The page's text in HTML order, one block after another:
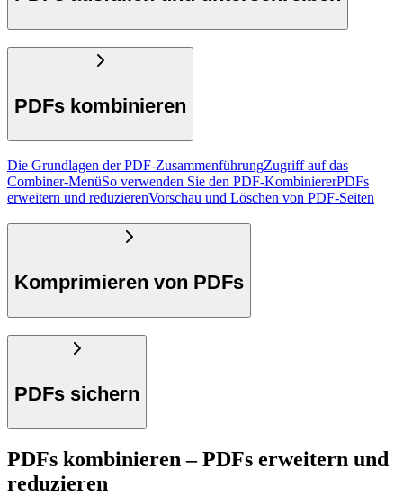
PDFs kombinieren
Die Grundlagen der PDF-ZusammenführungZugriff auf das
Combiner-MenüSo verwenden Sie den PDF-KombiniererPDFs
erweitern und reduzierenVorschau und Löschen von PDF-Seiten
Komprimieren von PDFs
PDFs sichern
PDFs kombinieren – PDFs erweitern und
reduzieren